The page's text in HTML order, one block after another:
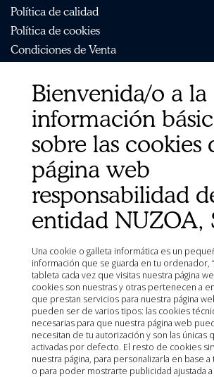
Política de calidad
Política de cookies
Condiciones de Venta
Mapa del sitio
Organismos
Ambiente (MAPA)
Sanitarios (AEMPS)
veterinarios CIMAVET
Bienvenida/o a la
información
sobre las cookies
página web
responsabilidad
entidad NUZOA,
Una cookie o galleta informática es un pequeño archivo de
información que se guarda en tu ordenador,
tableta cada vez que visitas nuestra página
cookies son nuestras y otras pertenecen a
que prestan servicios para nuestra página
pueden ser de varios tipos: las cookies
necesarias para que nuestra página web
necesitan de tu autorización y son las únicas
activadas por defecto. El resto de cookies
nuestra página, para personalizarla en base
o para poder mostrarte publicidad ajustada